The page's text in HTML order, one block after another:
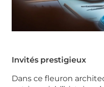
Invités prestigieux
Dans ce fleuron